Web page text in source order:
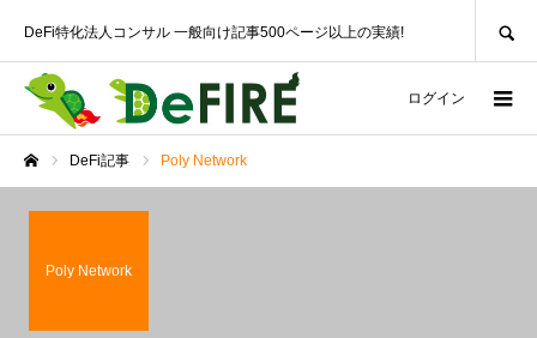
DeFi特化法人コンサル 一般向け記事500ページ以上の実績!
ログイン
DeFi記事 Poly Network
Poly Network